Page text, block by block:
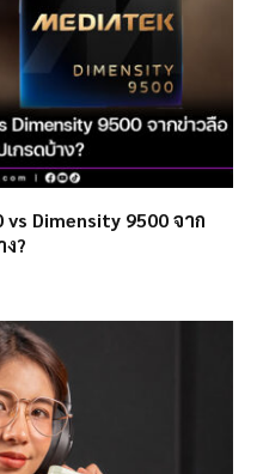
Dimensity 9500 จาก
?